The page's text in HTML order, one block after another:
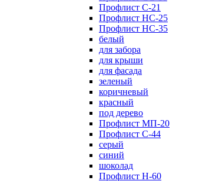
Профлист C-21
Профлист НС-25
Профлист НС-35
белый
для забора
для крыши
для фасада
зеленый
коричневый
красный
под дерево
Профлист МП-20
Профлист С-44
серый
синий
шоколад
Профлист Н-60